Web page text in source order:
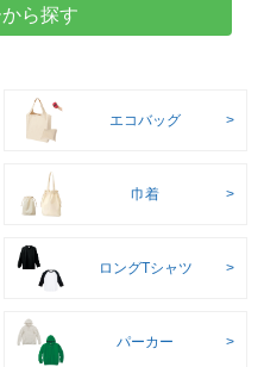
ら探す
エコバッグ
巾着
ロングTシャツ
パーカー